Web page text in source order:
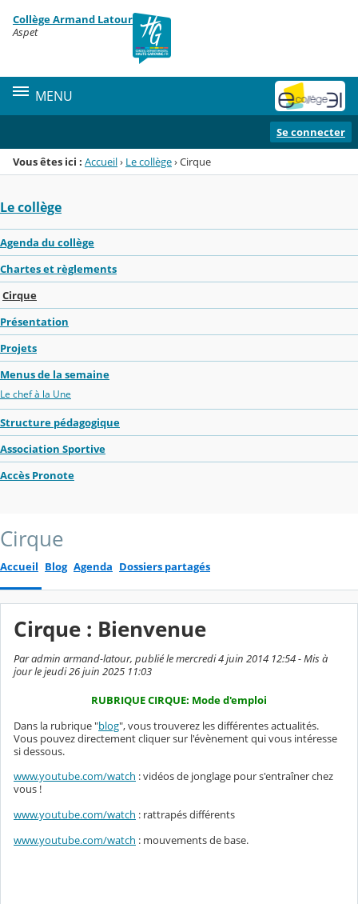
Menu de la rubrique
Contenu
Collège Armand Latour
Aspet
MENU
Se connecter
Vous êtes ici : Accueil› Le collège›Cirque
Le collège
Agenda du collège
Chartes et règlements
Cirque
Présentation
Projets
Menus de la semaine
Le chef à la Une
Structure pédagogique
Association Sportive
Accès Pronote
Cirque
Accueil Blog Agenda Dossiers partagés
Cirque : Bienvenue
Par admin armand-latour, publié le mercredi 4 juin 2014 12:54 - Mis à
jour le jeudi 26 juin 2025 11:03
RUBRIQUE CIRQUE: Mode d'emploi
Dans la rubrique "blog", vous trouverez les différentes actualités.
Vous pouvez directement cliquer sur l'évènement qui vous intéresse
si dessous.
www.youtube.com/watch : vidéos de jonglage pour s'entraîner chez
vous !
www.youtube.com/watch : rattrapés différents
www.youtube.com/watch : mouvements de base.